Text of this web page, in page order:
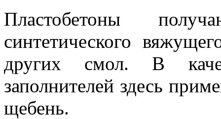
Пластобетоны
синтетического
других смол. В
заполнителей здесь
щебень.